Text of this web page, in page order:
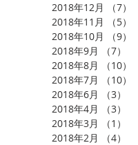
2018年12月
（7）
2018年11月
（5）
2018年10月
（9）
2018年9月
（7）
2018年8月
（10）
2018年7月
（10）
2018年6月
（3）
2018年4月
（3）
2018年3月
（1）
2018年2月
（4）